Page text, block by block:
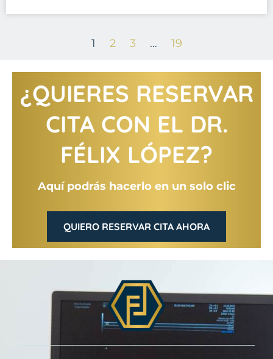
1 2 3 … 19
¿QUIERES RESERVAR
CITA CON EL DR.
FÉLIX LÓPEZ?
Aquí podrás hacerlo en un solo clic
QUIERO RESERVAR CITA AHORA